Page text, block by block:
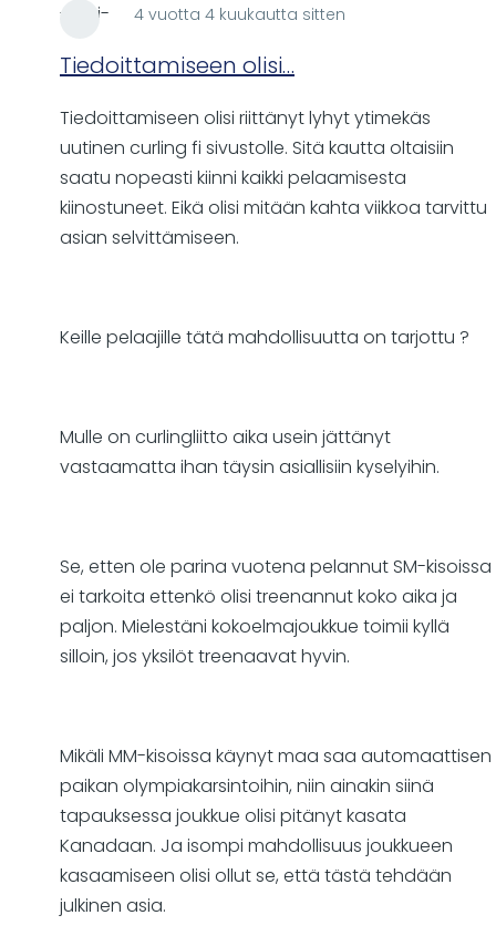
-ezzi- 4 vuotta 4 kuukautta sitten
Tiedoittamiseen olisi…
Tiedoittamiseen olisi riittänyt lyhyt ytimekäs
uutinen curling fi sivustolle. Sitä kautta oltaisiin
saatu nopeasti kiinni kaikki pelaamisesta
kiinostuneet. Eikä olisi mitään kahta viikkoa tarvittu
asian selvittämiseen.
Keille pelaajille tätä mahdollisuutta on tarjottu ?
Mulle on curlingliitto aika usein jättänyt
vastaamatta ihan täysin asiallisiin kyselyihin.
Se, etten ole parina vuotena pelannut SM-kisoissa
ei tarkoita ettenkö olisi treenannut koko aika ja
paljon. Mielestäni kokoelmajoukkue toimii kyllä
silloin, jos yksilöt treenaavat hyvin.
Mikäli MM-kisoissa käynyt maa saa automaattisen
paikan olympiakarsintoihin, niin ainakin siinä
tapauksessa joukkue olisi pitänyt kasata
Kanadaan. Ja isompi mahdollisuus joukkueen
kasaamiseen olisi ollut se, että tästä tehdään
julkinen asia.